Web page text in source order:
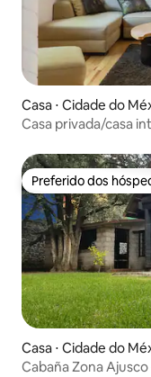
Casa ⋅ Cidade do
Casa privada/casa
Preferido dos
Preferido dos
Casa ⋅ Cidade do
Cabaña Zona